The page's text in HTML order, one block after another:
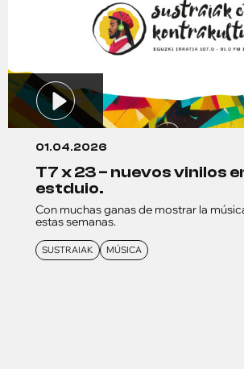
01.04.2026
t7 x 23 – nuevos vinilos en el
estduio.
Con muchas ganas de mostrar la
estas semanas.
SUSTRAIAK MÚSICA